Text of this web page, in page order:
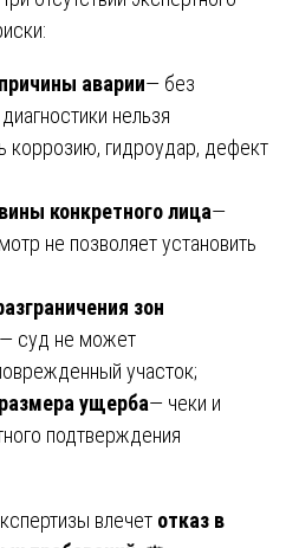
аварии— без
нельзя
коррозию, гидроудар, дефект
конкретного лица—
не позволяет установить
зон
— суд не может
участок;
ущерба— чеки и
подтверждения
влечет отказ в